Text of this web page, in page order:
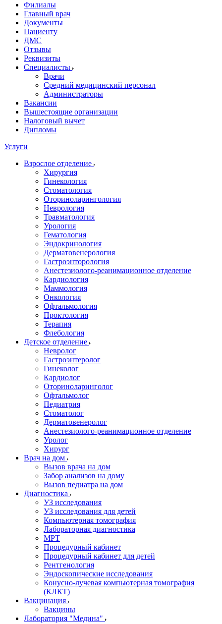
Филиалы
Главный врач
Документы
Пациенту
ДМС
Отзывы
Реквизиты
Специалисты
Врачи
Средний медицинский персонал
Администраторы
Вакансии
Вышестоящие организации
Налоговый вычет
Дипломы
Услуги
Взрослое отделение
Хирургия
Гинекология
Стоматология
Оториноларингология
Неврология
Травматология
Урология
Гематология
Эндокринология
Дерматовенерология
Гастроэнторология
Анестезиолого-реанимационное отделение
Кардиология
Маммология
Онкология
Офтальмология
Проктология
Терапия
Флебология
Детское отделение
Невролог
Гастроэнтеролог
Гинеколог
Кардиолог
Оториноларинголог
Офтальмолог
Педиатрия
Стоматолог
Дерматовенеролог
Анестезиолого-реанимационное отделение
Уролог
Хирург
Врач на дом
Вызов врача на дом
Забор анализов на дому
Вызов педиатра на дом
Диагностика
УЗ исследования
УЗ исследования для детей
Компьютерная томография
Лабораторная диагностика
МРТ
Процедурный кабинет
Процедурный кабинет для детей
Рентгенология
Эндоскопические исследования
Конусно-лучевая компьютерная томография
(КЛКТ)
Вакцинация
Вакцины
Лаборатория "Медина"